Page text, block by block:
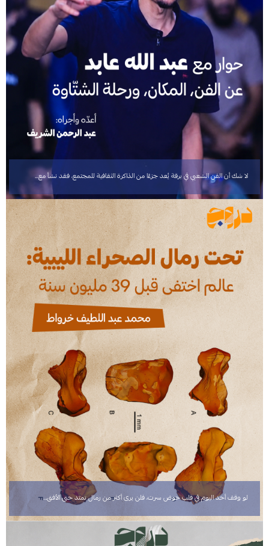
لا شك أن الفن الشعبي في برقة يُعد جزءًا من الذاكرة الثقافية للمجتمع، فقد نشأ مع…
لو وقف أحد اليوم في قلب حوض سرت، فلن يرى أكثر من رمال تمتد حتى الأفق…